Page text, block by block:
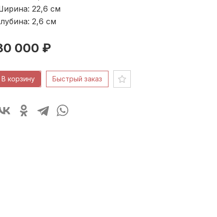
22,6 см
2,6 см
000 ₽
В корзину Быстрый заказ